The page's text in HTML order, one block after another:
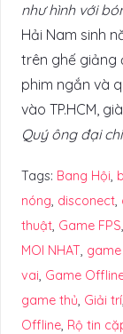
như hình với
Hải Nam sinh
trên ghế giảng
phim ngắn và
vào TP.HCM,
Quý ông đại
Tags: Bang Hội,
nóng, disconect,
thuật, Game FPS,
MOI NHAT,
vai, Game
game thủ, Giải trí,
Offline, Rộ tin